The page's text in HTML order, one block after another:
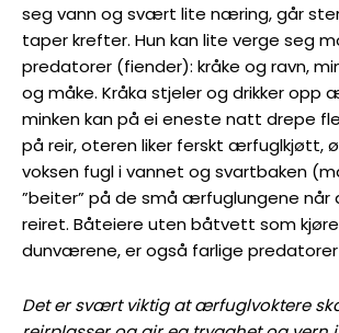
seg vann og svært lite næring, går
taper krefter. Hun kan lite verge seg
predatorer (fiender): kråke og ravn,
og måke. Kråka stjeler og drikker opp
minken kan på ei eneste natt drepe
på reir, oteren liker ferskt ærfuglkjøtt,
voksen fugl i vannet og svartbaken
”beiter” på de små ærfuglungene når
reiret. Båteiere uten båtvett som
dunværene, er også farlige
Det er svært viktig at ærfuglvoktere